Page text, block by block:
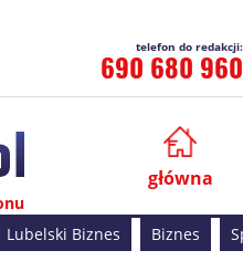
690 680 960
główna
Lubelski Biznes Biznes